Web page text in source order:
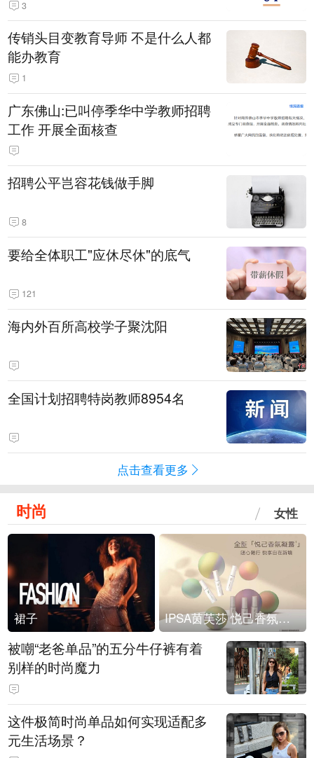
3
传销头目变教育导师 不是什么人都
能办教育
1
广东佛山:已叫停季华中学教师招聘
工作 开展全面核查
招聘公平岂容花钱做手脚
8
要给全体职工"应休尽休"的底气
121
海内外百所高校学子聚沈阳
全国计划招聘特岗教师8954名
点击查看更多
时尚 女性
裙子 IPSA茵芙莎 悦己香氛凝露上市
被嘲“老爸单品”的五分牛仔裤有着
别样的时尚魔力
这件极简时尚单品如何实现适配多
元生活场景？